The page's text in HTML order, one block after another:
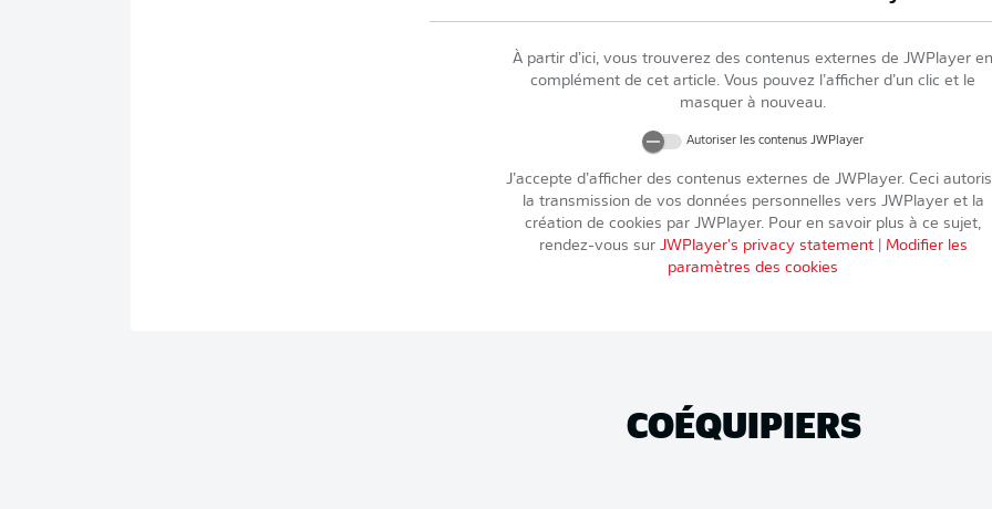
À partir d’ici, vous trouverez des contenus externes de JWPlayer en
complément de cet article. Vous pouvez l’afficher d’un clic et le
masquer à nouveau.
Autoriser les contenus JWPlayer
J’accepte d’afficher des contenus externes de JWPlayer. Ceci
la transmission de vos données personnelles vers JWPlayeret la
création de cookies par JWPlayer. Pour en savoir plus à ce sujet,
rendez-vous sur JWPlayer's privacy statement| Modifier les
paramètres des cookies
COÉQUIPIERS